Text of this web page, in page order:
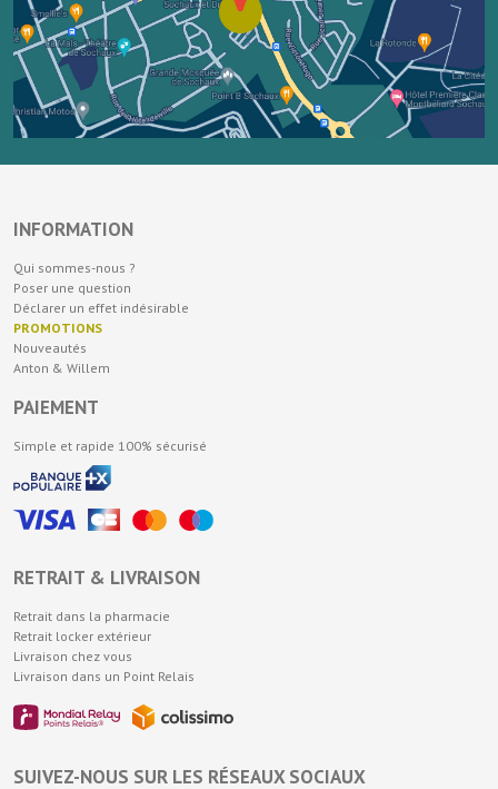
INFORMATION
Qui sommes-nous ?
Poser une question
Déclarer un effet indésirable
PROMOTIONS
Nouveautés
Anton & Willem
PAIEMENT
Simple et rapide 100% sécurisé
RETRAIT & LIVRAISON
Retrait dans la pharmacie
Retrait locker extérieur
Livraison chez vous
Livraison dans un Point Relais
SUIVEZ-NOUS SUR LES RÉSEAUX SOCIAUX